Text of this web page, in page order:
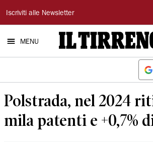
Il
Tirreno
Iscriviti alle Newsletter
MENU
Polstrada, nel 2024
mila patenti e +0,7%